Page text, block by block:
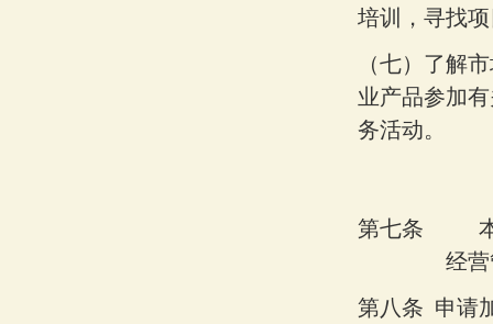
培训，寻找
（七） 了解
业产品参加
务活动。
第七条
经
第八条 申请